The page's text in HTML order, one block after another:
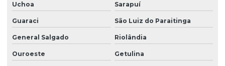
Uchoa Sarapuí
Guaraci São Luiz do Paraitinga
General Salgado Riolândia
Ouroeste Getulina